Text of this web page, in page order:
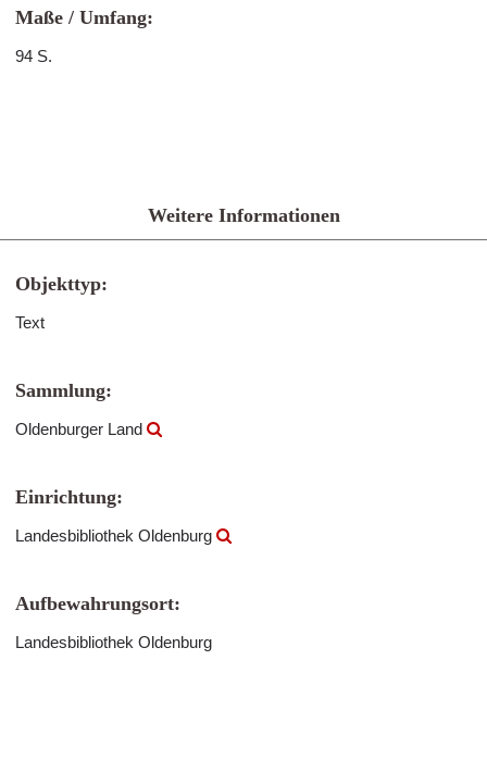
Maße / Umfang:
94 S.
Weitere Informationen
Objekttyp:
Text
Sammlung:
Oldenburger Land
Einrichtung:
Landesbibliothek Oldenburg
Aufbewahrungsort:
Landesbibliothek Oldenburg